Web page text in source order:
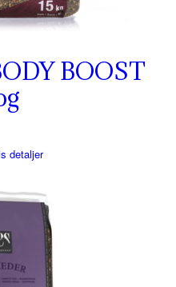
BOOST
detaljer